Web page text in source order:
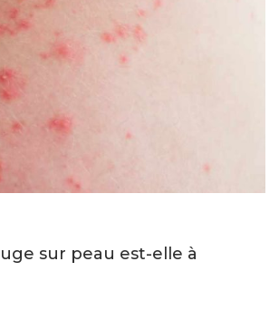
sur peau est-elle à